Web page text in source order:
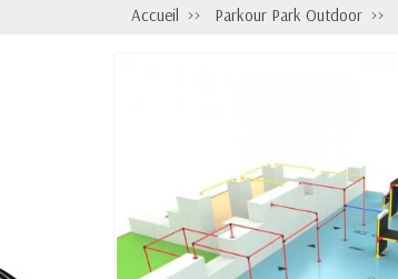
Accueil Parkour Park Outdoor